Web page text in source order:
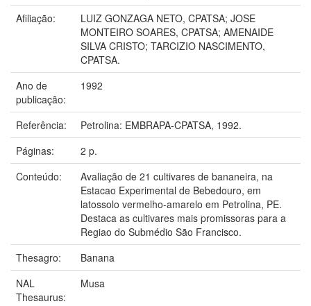
Afiliação:
LUIZ GONZAGA NETO, CPATSA; JOSE
MONTEIRO SOARES, CPATSA; AMENAIDE
SILVA CRISTO; TARCIZIO NASCIMENTO,
CPATSA.
Ano de
publicação:
1992
Referência:
Petrolina: EMBRAPA-CPATSA, 1992.
Páginas:
2 p.
Conteúdo:
Avaliação de 21 cultivares de bananeira, na
Estacao Experimental de Bebedouro, em
latossolo vermelho-amarelo em Petrolina, PE.
Destaca as cultivares mais promissoras para a
Regiao do Submédio São Francisco.
Thesagro:
Banana
NAL
Thesaurus:
Musa